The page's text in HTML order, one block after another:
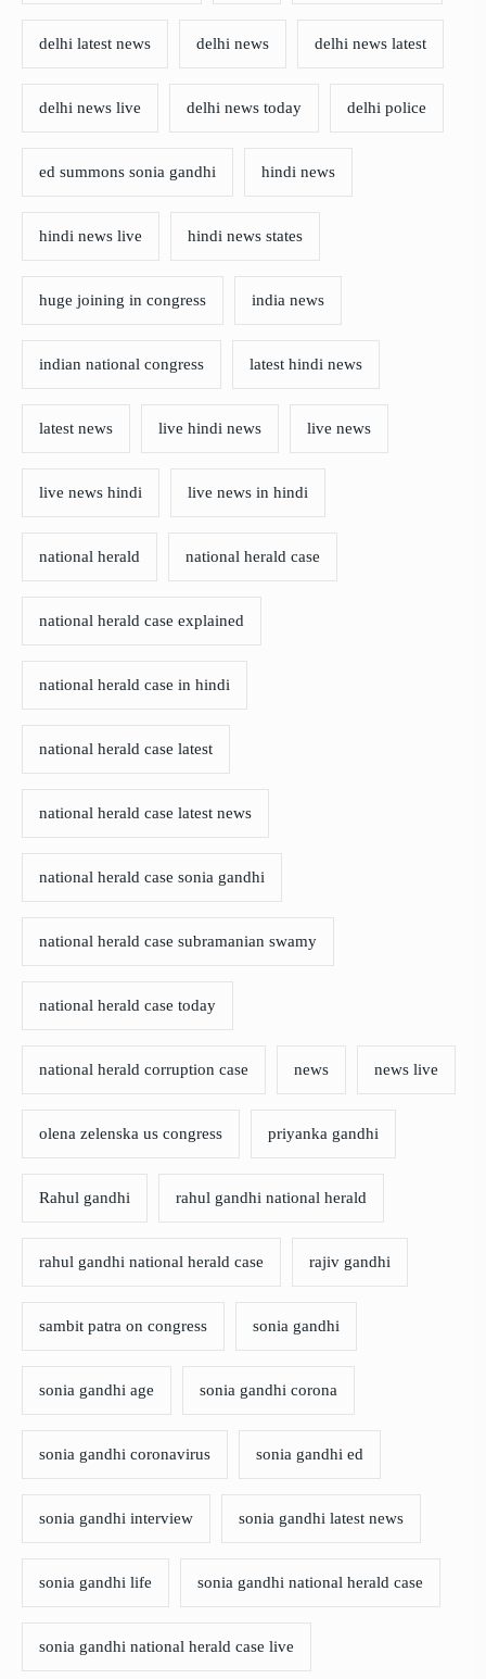
delhi latest news delhi news delhi news latest
delhi news live delhi news today delhi police
ed summons sonia gandhi hindi news
hindi news live hindi news states
huge joining in congress india news
indian national congress latest hindi news
latest news live hindi news live news
live news hindi live news in hindi
national herald national herald case
national herald case explained
national herald case in hindi
national herald case latest
national herald case latest news
national herald case sonia gandhi
national herald case subramanian swamy
national herald case today
national herald corruption case news news live
olena zelenska us congress priyanka gandhi
Rahul gandhi rahul gandhi national herald
rahul gandhi national herald case rajiv gandhi
sambit patra on congress sonia gandhi
sonia gandhi age sonia gandhi corona
sonia gandhi coronavirus sonia gandhi ed
sonia gandhi interview sonia gandhi latest news
sonia gandhi life sonia gandhi national herald case
sonia gandhi national herald case live